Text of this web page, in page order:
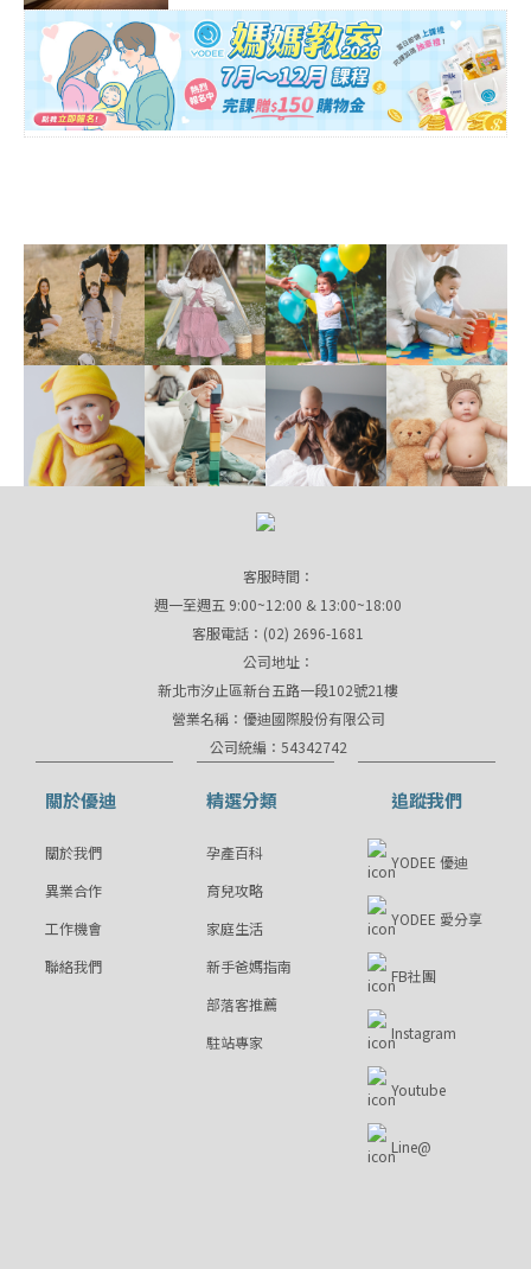
客服時間：
週一至週五 9:00~12:00 & 13:00~18:00
客服電話：(02) 2696-1681
公司地址：
新北市汐止區新台五路一段102號21樓
營業名稱：優迪國際股份有限公司
公司統編：54342742
關於優迪
關於我們
異業合作
工作機會
聯絡我們
精選分類
孕產百科
育兒攻略
家庭生活
新手爸媽指南
部落客推薦
駐站專家
追蹤我們
YODEE 優迪
YODEE 愛分享
FB社團
Instagram
Youtube
Line@